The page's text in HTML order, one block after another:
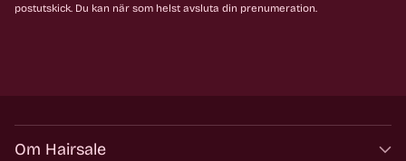
postutskick. Du kan när som helst avsluta din prenumeration.
Om Hairsale